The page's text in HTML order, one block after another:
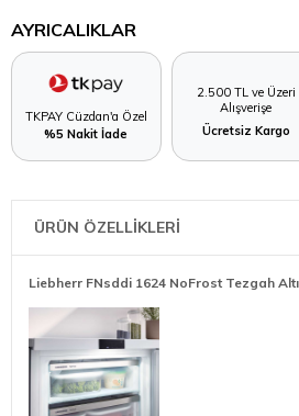
AYRICALIKLAR
TKPAY Cüzdan'a Özel
%5 Nakit İade
2.500 TL ve Üzeri
Alışverişe
Ücretsiz Kargo
ÜRÜN ÖZELLİKLERİ
Liebherr FNsddi 1624 NoFrost Tezgah